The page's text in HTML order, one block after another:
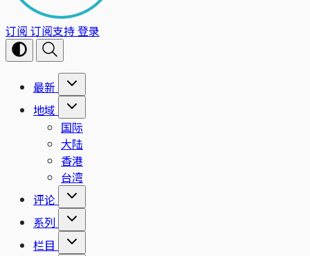
订阅 订阅支持登录
最新
地域
国际
大陆
香港
台湾
评论
系列
栏目